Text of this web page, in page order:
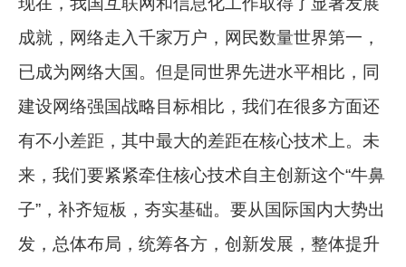
成就，网络走入千家万户，网民数量世界第一，
已成为网络大国。但是同世界先进水平相比，同
建设网络强国战略目标相比，我们在很多方面还
有不小差距，其中最大的差距在核心技术上。未
来，我们要紧紧牵住核心技术自主创新这个“牛鼻
子”，补齐短板，夯实基础。要从国际国内大势出
发，总体布局，统筹各方，创新发展，整体提升